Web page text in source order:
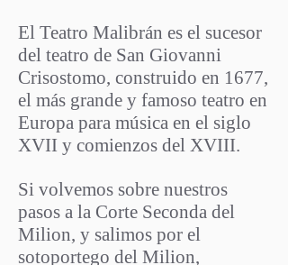
El Teatro Malibrán es el sucesor
del teatro de San Giovanni
Crisostomo, construido en 1677,
el más grande y famoso teatro en
Europa para música en el siglo
XVII y comienzos del XVIII.
Si volvemos sobre nuestros
pasos a la Corte Seconda del
Milion, y salimos por el
sotoportego del Milion,